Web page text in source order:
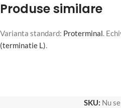
Produse similare
Varianta standard: Proterminal.
(terminatie L).
SKU: Nu